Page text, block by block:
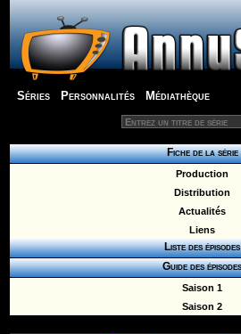
Séries Personnalités Médiathèque
Fiche de la série
Production
Distribution
Actualités
Liens
Liste des épisodes
Guide des épisodes
Saison 1
Saison 2